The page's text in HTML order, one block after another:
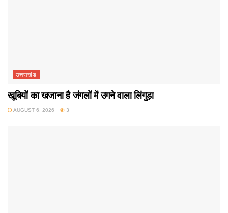
उत्तराखंड
खूबियों का खजाना है जंगलों में उगने वाला लिंगुड़ा
AUGUST 6, 2026 3